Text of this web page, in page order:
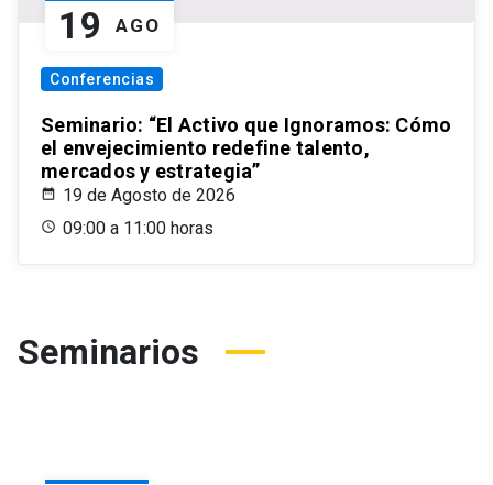
19 AGO
Conferencias
Seminario: “El Activo que Ignoramos: Cómo
el envejecimiento redefine talento,
mercados y estrategia”
19 de Agosto de 2026
09:00 a 11:00 horas
Seminarios